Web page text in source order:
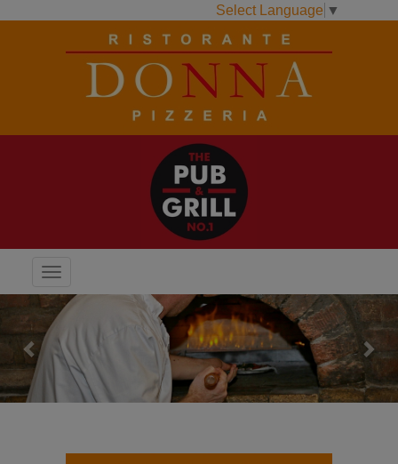
Select Language ▼
Menu
Previous Next